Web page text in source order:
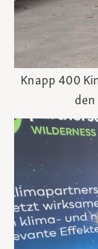
Knapp 400
den